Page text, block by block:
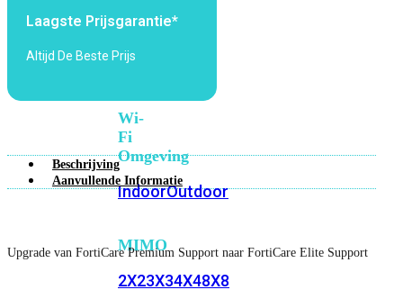
Fi
Fi
Wi-
Fi
Omgeving
IndoorOutdoor
MIMO
2X23X34X48X8
Laagste Prijsgarantie*
Altijd De Beste Prijs
Beschrijving
Aanvullende Informatie
Upgrade van FortiCare Premium Support naar FortiCare Elite Support